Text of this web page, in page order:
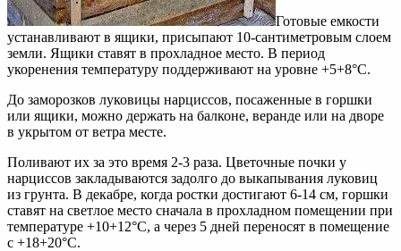
Готовые емкости
устанавливают в ящики, присыпают 10-сантиметровым слоем
земли. Ящики ставят в прохладное место. В период
укоренения температуру поддерживают на уровне +5+8°С.
До заморозков луковицы нарциссов, посаженные в горшки
или ящики, можно держать на балконе, веранде или на дворе
в укрытом от ветра месте.
Поливают их за это время 2-3 раза. Цветочные почки у
нарциссов закладываются задолго до выкапывания луковиц
из грунта. В декабре, когда ростки достигают 6-14 см, горшки
ставят на светлое место сначала в прохладном помещении при
температуре +10+12°С, а через 5 дней переносят в помещение
с +18+20°С.